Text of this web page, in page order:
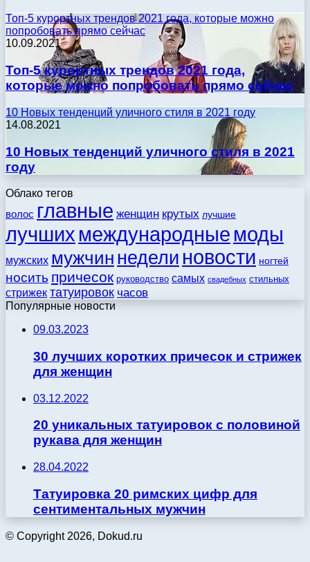
Топ-5 курортных трендов 2021 года, которые можно
попробовать прямо сейчас
10.09.2021
Топ-5 курортных трендов 2021 года,
которые можно попробовать прямо сейчас
10 Новых тенденций уличного стиля в 2021 году
14.08.2021
10 Новых тенденций уличного стиля в 2021
году
Облако тегов
волос главные женщин крутых лучшие
лучших международные моды
мужских мужчин недели новости ногтей
носить причесок руководство самых свадебных стильных
стрижек татуировок часов
Популярные новости
09.03.2023
30 лучших коротких причесок и стрижек
для женщин
03.12.2022
20 уникальных татуировок с половиной
рукава для женщин
28.04.2022
Татуировка 20 римских цифр для
сентиментальных мужчин
© Copyright 2026, Dokud.ru